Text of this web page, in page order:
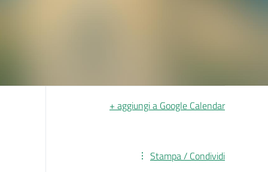
+ aggiungi a Google Calendar
Stampa / Condividi